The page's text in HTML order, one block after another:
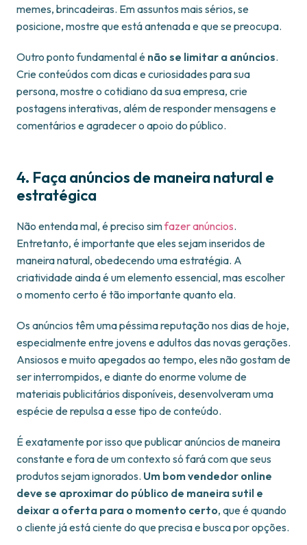
memes, brincadeiras. Em assuntos mais sérios, se
posicione, mostre que está antenada e que se preocupa.
Outro ponto fundamental é não se limitar a anúncios.
Crie conteúdos com dicas e curiosidades para sua
persona, mostre o cotidiano da sua empresa, crie
postagens interativas, além de responder mensagens e
comentários e agradecer o apoio do público.
4. Faça anúncios de maneira natural e
estratégica
Não entenda mal, é preciso simfazer anúncios.
Entretanto, é importante que eles sejam inseridos de
maneira natural, obedecendo uma estratégia. A
criatividade ainda é um elemento essencial, mas escolher
o momento certo é tão importante quanto ela.
Os anúncios têm uma péssima reputação nos dias de hoje,
especialmente entre jovens e adultos das novas gerações.
Ansiosos e muito apegados ao tempo, eles não gostam de
ser interrompidos, e diante do enorme volume de
materiais publicitários disponíveis, desenvolveram uma
espécie de repulsa a esse tipo de conteúdo.
É exatamente por isso que publicar anúncios de maneira
constante e fora de um contexto só fará com que seus
produtos sejam ignorados. Um bom vendedor online
deve se aproximar do público de maneira sutil e
deixar a oferta para o momento certo, que é quando
o cliente já está ciente do que precisa e busca por opções.